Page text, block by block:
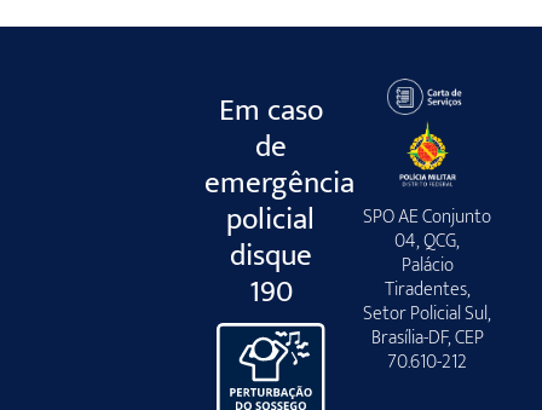
Em caso
de
emergência
policial
disque
190
SPO AE Conjunto
04, QCG,
Palácio
Tiradentes,
Setor Policial Sul,
Brasília-DF, CEP
70.610-212